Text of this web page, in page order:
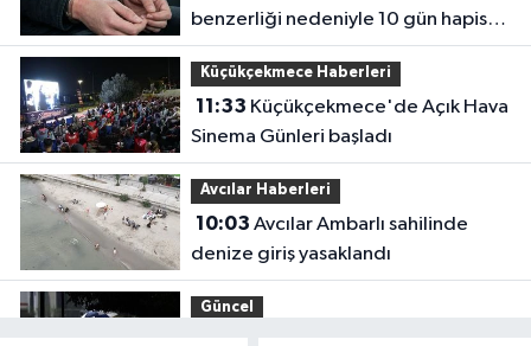
benzerliği nedeniyle 10 gün hapis
yattı
Küçükçekmece Haberleri
11:33
Sinema Günleri başladı
Avcılar Haberleri
10:03
denize giriş yasaklandı
Güncel